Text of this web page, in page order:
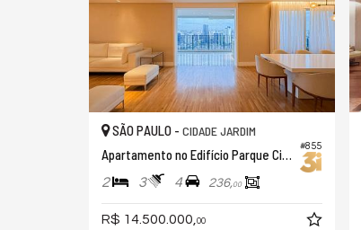
#855
SÃO PAULO - CIDADE JARDIM
Apartamento no Edifício Parque Cidade Jardim
2 3 4 236,00
R$ 14.500.000, 00